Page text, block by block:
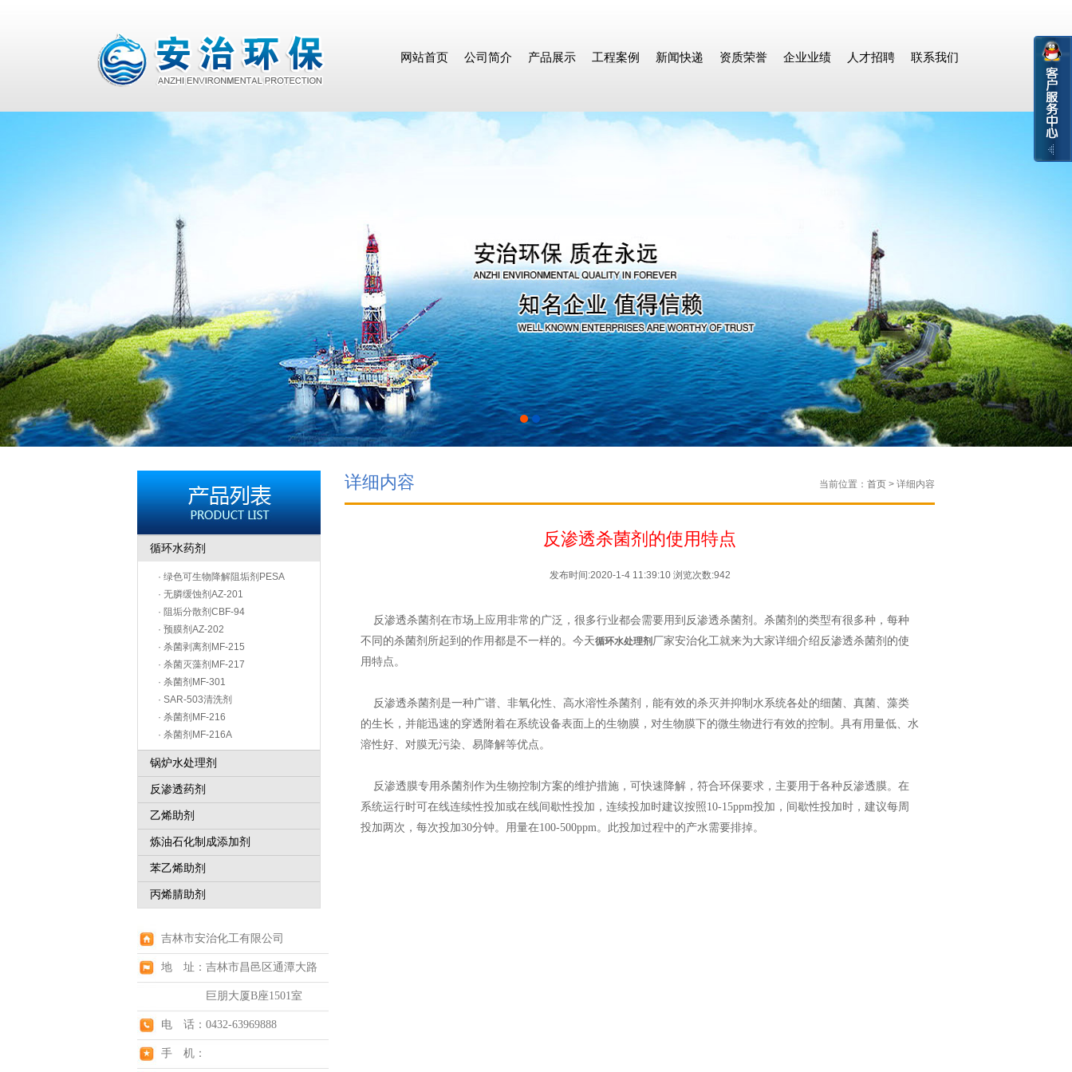
网站首页 公司简介 产品展示 工程案例 新闻快递 资质荣誉 企业业绩 人才招聘 联系我们
循环水药剂
· 绿色可生物降解阻垢剂PESA
· 无膦缓蚀剂AZ-201
· 阻垢分散剂CBF-94
· 预膜剂AZ-202
· 杀菌剥离剂MF-215
· 杀菌灭藻剂MF-217
· 杀菌剂MF-301
· SAR-503清洗剂
· 杀菌剂MF-216
· 杀菌剂MF-216A
锅炉水处理剂
反渗透药剂
乙烯助剂
炼油石化制成添加剂
苯乙烯助剂
丙烯腈助剂
吉林市安治化工有限公司
地 址：吉林市昌邑区通潭大路
巨朋大厦B座1501室
电 话：0432-63969888
手 机：
详细内容 当前位置： 首页 > 详细内容
反渗透杀菌剂的使用特点
发布时间:2020-1-4 11:39:10 浏览次数:942
反渗透杀菌剂在市场上应用非常的广泛，很多行业都会需要用到反渗透杀菌剂。杀菌剂的类型有很多种，每种
不同的杀菌剂所起到的作用都是不一样的。今天循环水处理剂 厂家安治化工就来为大家详细介绍反渗透杀菌剂的使
用特点。
反渗透杀菌剂是一种广谱、非氧化性、高水溶性杀菌剂，能有效的杀灭并抑制水系统各处的细菌、真菌、藻类
的生长，并能迅速的穿透附着在系统设备表面上的生物膜，对生物膜下的微生物进行有效的控制。具有用量低、水
溶性好、对膜无污染、易降解等优点。
反渗透膜专用杀菌剂作为生物控制方案的维护措施，可快速降解，符合环保要求，主要用于各种反渗透膜。在
系统运行时可在线连续性投加或在线间歇性投加，连续投加时建议按照10-15ppm投加，间歇性投加时，建议每周
投加两次，每次投加30分钟。用量在100-500ppm。此投加过程中的产水需要排掉。